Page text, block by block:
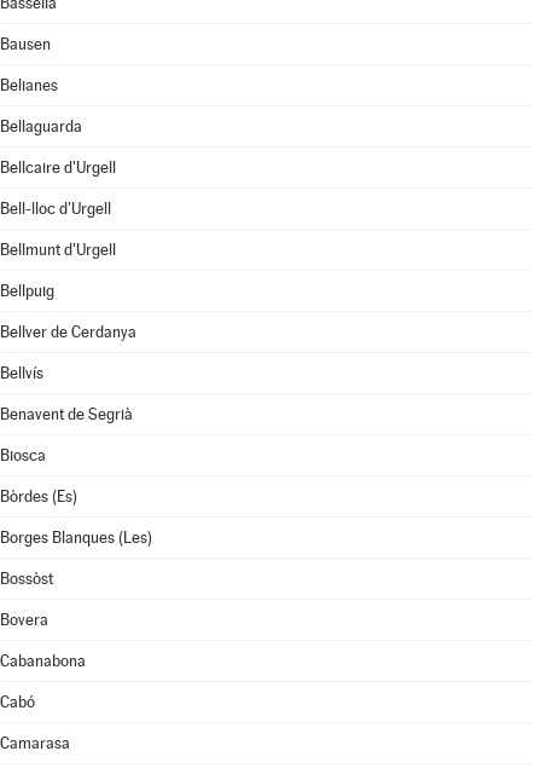
Bausen
Belianes
Bellaguarda
Bellcaire d'Urgell
Bell-lloc d'Urgell
Bellmunt d'Urgell
Bellpuig
Bellver de Cerdanya
Bellvís
Benavent de Segrià
Biosca
Bòrdes (Es)
Borges Blanques (Les)
Bossòst
Bovera
Cabanabona
Cabó
Camarasa